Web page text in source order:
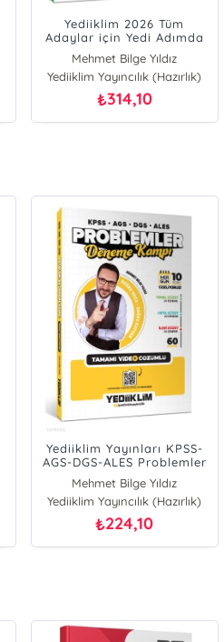
Yediiklim 2026 Tüm
Adaylar için Yedi Adımda
Temelden Zirveye
Problemler ve Sayısal
Mantık Video Konu
Anlatımlı Video Çözümlü
Soru Bankası
Mehmet Bilge Yıldız
Yediiklim Yayıncılık (Hazırlık)
₺314,10
Yediiklim Yayınları KPSS-
AGS-DGS-ALES Problemler
Tamamı Video Çözümlü
Deneme Kampı
Mehmet Bilge Yıldız
Yediiklim Yayıncılık (Hazırlık)
₺224,10